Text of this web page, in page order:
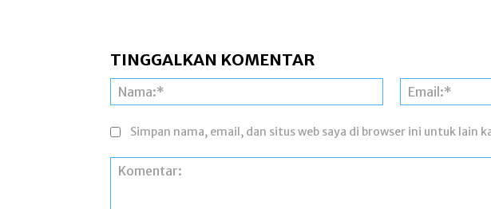
TINGGALKAN KOMENTAR
Nama:*
Simpan nama, email, dan situs web saya di browser ini untuk lain